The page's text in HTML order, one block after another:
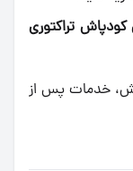
تراکتوری
خدمات پس از